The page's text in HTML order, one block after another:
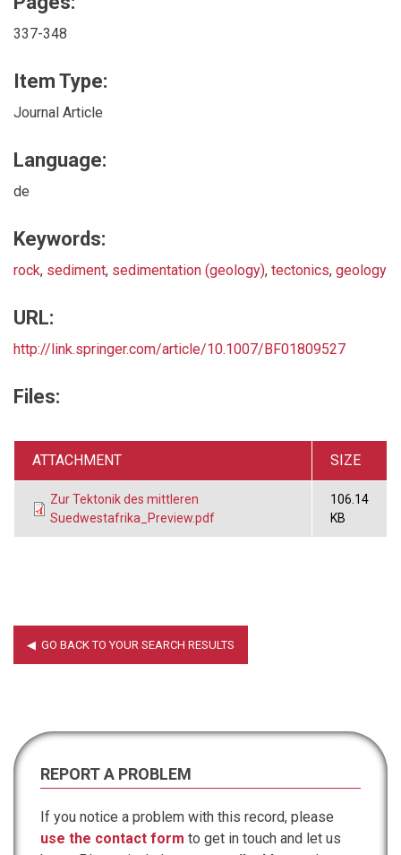
337-348
Item Type:
Journal Article
Language:
de
Keywords:
rock, sediment, sedimentation (geology), tectonics, geology
URL:
http://link.springer.com/article/10.1007/BF01809527
Files:
ATTACHMENT SIZE
Zur Tektonik des mittleren
Suedwestafrika_Preview.pdf
106.14
KB
REPORT A PROBLEM
If you notice a problem with this record, please
use the contact form to get in touch and let us